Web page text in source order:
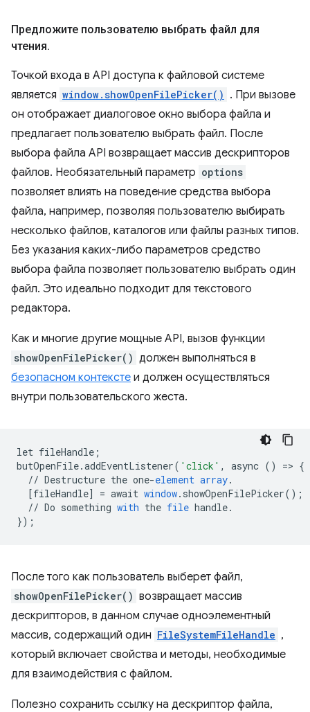
Предложите пользователю выбрать файл для
чтения.
Точкой входа в API доступа к файловой системе
является window.showOpenFilePicker() . При вызове
он отображает диалоговое окно выбора файла и
предлагает пользователю выбрать файл. После
выбора файла API возвращает массив дескрипторов
файлов. Необязательный параметр options
позволяет влиять на поведение средства выбора
файла, например, позволяя пользователю выбирать
несколько файлов, каталогов или файлы разных типов.
Без указания каких-либо параметров средство
выбора файла позволяет пользователю выбрать один
файл. Это идеально подходит для текстового
редактора.
Как и многие другие мощные API, вызов функции
showOpenFilePicker() должен выполняться в
безопасном контексте и должен осуществляться
внутри пользовательского жеста.
let fileHandle ;
butOpenFile.addEventListener( 'click' , async () => {
// Destructure the one-element array.
[fileHandle] = await window. showOpenFilePicker();
// Do something with the file handle.
});
После того как пользователь выберет файл,
showOpenFilePicker() возвращает массив
дескрипторов, в данном случае одноэлементный
массив, содержащий один FileSystemFileHandle ,
который включает свойства и методы, необходимые
для взаимодействия с файлом.
Полезно сохранить ссылку на дескриптор файла,